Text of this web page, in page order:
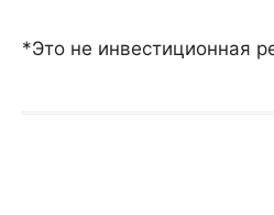
*Это не инвестиционная